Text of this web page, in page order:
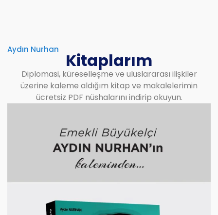
Aydın Nurhan
Kitaplarım
Diplomasi, küreselleşme ve uluslararası ilişkiler
üzerine kaleme aldığım kitap ve makalelerimin
ücretsiz PDF nüshalarını indirip okuyun.